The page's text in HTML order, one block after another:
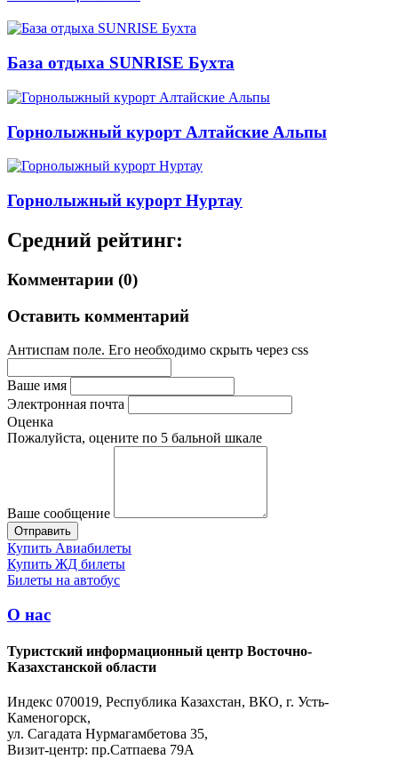
База отдыха SUNRISE Бухта
Горнолыжный курорт Алтайские Альпы
Горнолыжный курорт Нуртау
Средний рейтинг:
Комментарии (0)
Оставить комментарий
Антиспам поле. Его необходимо скрыть через css
Ваше имя
Электронная почта
Оценка
Пожалуйста, оцените по 5 бальной шкале
Ваше сообщение
Купить Авиабилеты
Купить ЖД билеты
Билеты на автобус
О нас
Туристский информационный центр Восточно-
Казахстанской области
Индекс 070019, Республика Казахстан, ВКО, г. Усть-
Каменогорск,
ул. Сагадата Нурмагамбетова 35,
Визит-центр: пр.Сатпаева 79А